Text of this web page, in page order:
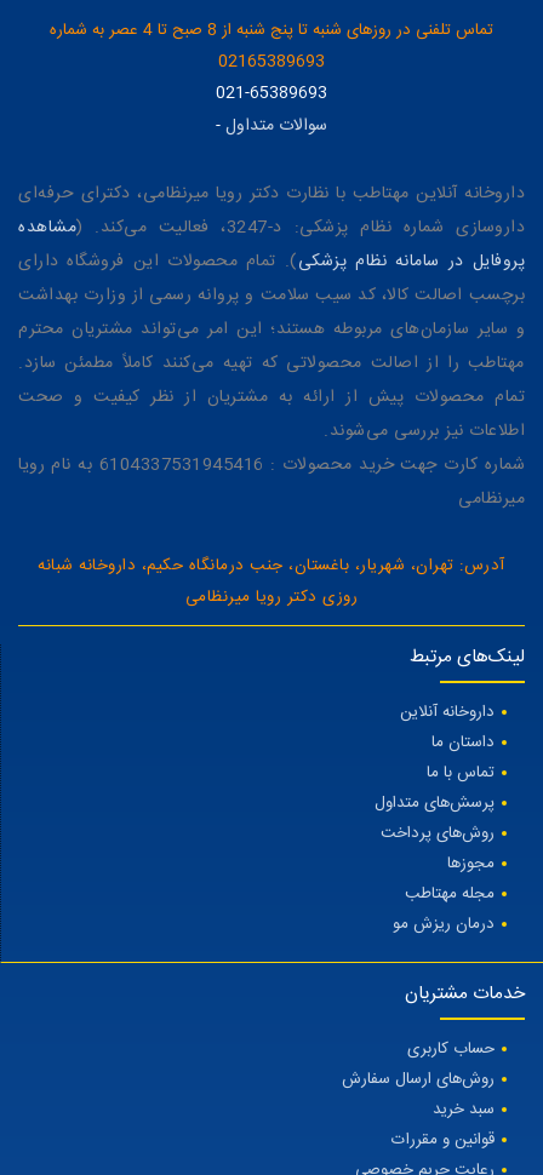
تماس تلفنی در روزهای شنبه تا پنج شنبه از 8 صبح تا 4 عصر به شماره
02165389693
021-65389693
سوالات متداول-
داروخانه آنلاین مهتاطب با نظارت دکتر رویا میرنظامی، دکترای حرفه‌ای
داروسازی شماره نظام پزشکی: د-3247، فعالیت می‌کند. (
مشاهده
پروفایل در سامانه نظام پزشکی). تمام محصولات این فروشگاه دارای
برچسب اصالت کالا، کد سیب سلامت و پروانه رسمی از وزارت بهداشت
و سایر سازمان‌های مربوطه هستند؛ این امر می‌تواند مشتریان محترم
مهتاطب را از اصالت محصولاتی که تهیه می‌کنند کاملاً مطمئن سازد.
تمام محصولات پیش از ارائه به مشتریان از نظر کیفیت و صحت
اطلاعات نیز بررسی می‌شوند.
شماره کارت جهت خرید محصولات : 6104337531945416 به نام رویا
میرنظامی
آدرس: تهران، شهریار، باغستان، جنب درمانگاه حکیم، داروخانه شبانه
روزی دکتر رویا میرنظامی
لینک‌های مرتبط
داروخانه آنلاین
داستان ما
تماس با ما
پرسش‌های متداول
روش‌های پرداخت
مجوزها
مجله مهتاطب
درمان ریزش مو
خدمات مشتریان
حساب کاربری
روش‌های ارسال سفارش
سبد خرید
قوانین و مقررات
رعایت حریم خصوصی